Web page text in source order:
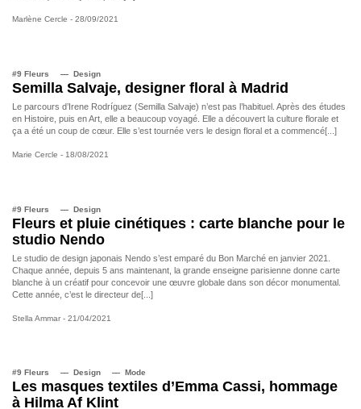
Marlène Cercle - 28/09/2021
#9 Fleurs Design
Semilla Salvaje, designer floral à Madrid
Le parcours d’Irene Rodríguez (Semilla Salvaje) n’est pas l’habituel. Après des études
en Histoire, puis en Art, elle a beaucoup voyagé. Elle a découvert la culture florale et
ça a été un coup de cœur. Elle s’est tournée vers le design floral et a commencé[...]
Marie Cercle - 18/08/2021
#9 Fleurs Design
Fleurs et pluie cinétiques : carte blanche pour le
studio Nendo
Le studio de design japonais Nendo s’est emparé du Bon Marché en janvier 2021.
Chaque année, depuis 5 ans maintenant, la grande enseigne parisienne donne carte
blanche à un créatif pour concevoir une œuvre globale dans son décor monumental.
Cette année, c’est le directeur de[...]
Stella Ammar - 21/04/2021
#9 Fleurs Design Mode
Les masques textiles d’Emma Cassi, hommage
à Hilma Af Klint